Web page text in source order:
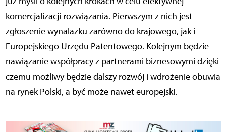
komercjalizacji rozwiązania. Pierwszym z nich jest
zgłoszenie wynalazku zarówno do krajowego, jak i
Europejskiego Urzędu Patentowego. Kolejnym będzie
nawiązanie współpracy z partnerami biznesowymi dzięki
czemu możliwy będzie dalszy rozwój i wdrożenie obuwia
na rynek Polski, a być może nawet europejski.